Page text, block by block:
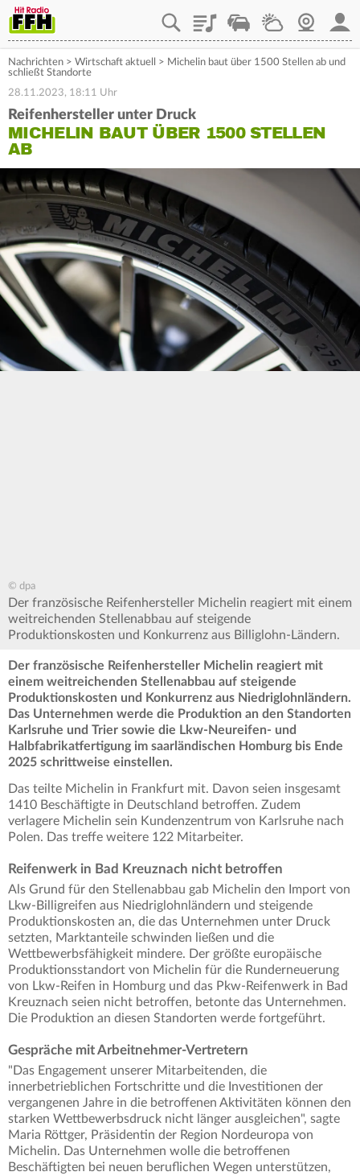
PlaylistStaupilotWetterWebcam
Nachrichten > Wirtschaft aktuell > Michelin baut über 1500 Stellen ab und
schließt Standorte
28.11.2023, 18:11 Uhr
Reifenhersteller unter Druck
MICHELIN BAUT ÜBER 1500 STELLEN
AB
© dpa
Der französische Reifenhersteller Michelin reagiert mit einem
weitreichenden Stellenabbau auf steigende
Produktionskosten und Konkurrenz aus Billiglohn-Ländern.
Der französische Reifenhersteller Michelin reagiert mit
einem weitreichenden Stellenabbau auf steigende
Produktionskosten und Konkurrenz aus Niedriglohnländern.
Das Unternehmen werde die Produktion an den Standorten
Karlsruhe und Trier sowie die Lkw-Neureifen- und
Halbfabrikatfertigung im saarländischen Homburg bis Ende
2025 schrittweise einstellen.
Das teilte Michelin in Frankfurt mit. Davon seien insgesamt
1410 Beschäftigte in Deutschland betroffen. Zudem
verlagere Michelin sein Kundenzentrum von Karlsruhe nach
Polen. Das treffe weitere 122 Mitarbeiter.
Reifenwerk in Bad Kreuznach nicht betroffen
Als Grund für den Stellenabbau gab Michelin den Import von
Lkw-Billigreifen aus Niedriglohnländern und steigende
Produktionskosten an, die das Unternehmen unter Druck
setzten, Marktanteile schwinden ließen und die
Wettbewerbsfähigkeit mindere. Der größte europäische
Produktionsstandort von Michelin für die Runderneuerung
von Lkw-Reifen in Homburg und das Pkw-Reifenwerk in Bad
Kreuznach seien nicht betroffen, betonte das Unternehmen.
Die Produktion an diesen Standorten werde fortgeführt.
Gespräche mit Arbeitnehmer-Vertretern
"Das Engagement unserer Mitarbeitenden, die
innerbetrieblichen Fortschritte und die Investitionen der
vergangenen Jahre in die betroffenen Aktivitäten können den
starken Wettbewerbsdruck nicht länger ausgleichen", sagte
Maria Röttger, Präsidentin der Region Nordeuropa von
Michelin. Das Unternehmen wolle die betroffenen
Beschäftigten bei neuen beruflichen Wegen unterstützen,